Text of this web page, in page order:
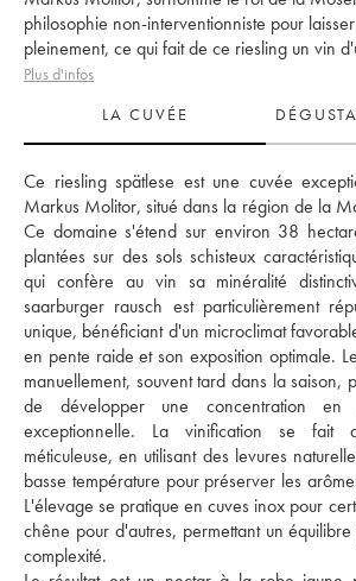
philosophie non-interventionniste pour
pleinement, ce qui fait de ce riesling un vin
Plus d'infos
LA CUVÉE
Ce riesling spätlese est une cuvée
Markus Molitor, situé dans la région de la
Ce domaine s'étend sur environ 38
plantées sur des sols schisteux
qui confère au vin sa minéralité
saarburger rausch est particulièrement
unique, bénéficiant d'un microclimat
en pente raide et son exposition optimale.
manuellement, souvent tard dans la saison,
de développer une concentration en
exceptionnelle. La vinification se fait
méticuleuse, en utilisant des levures
basse température pour préserver les
L'élevage se pratique en cuves inox pour
chêne pour d'autres, permettant un
complexité.